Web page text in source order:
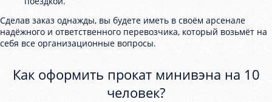
Сделав заказ однажды, вы будете иметь в своём арсенале
надёжного и ответственного перевозчика, который возьмёт на
себя все организационные вопросы.
Как оформить прокат минивэна на 10
человек?